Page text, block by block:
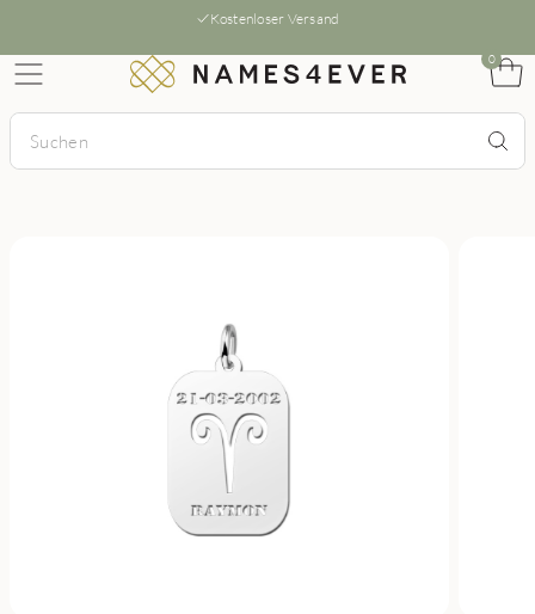
Kostenloser Versand
0